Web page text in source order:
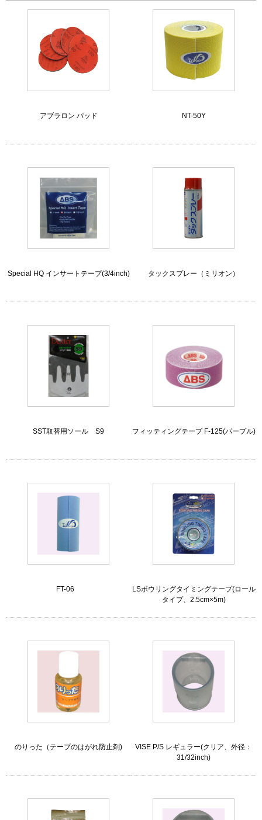
アブラロン パッド NT-50Y
Special HQ インサートテープ(3/4inch) タックスプレー（ミリオン）
SST取替用ソール S9 フィッティングテープ F-125(パープル)
FT-06
LSボウリングタイミングテープ(ロール
タイプ、2.5cm×5m)
のりった（テープのはがれ防止剤)
VISE P/S レギュラー(クリア、外径：
31/32inch)